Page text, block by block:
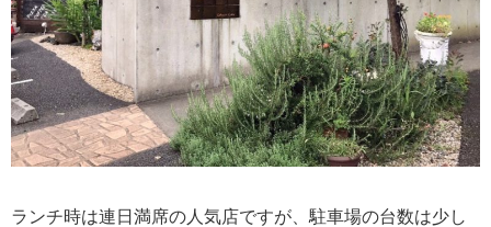
ランチ時は連日満席の人気店ですが、駐車場の台数は少し